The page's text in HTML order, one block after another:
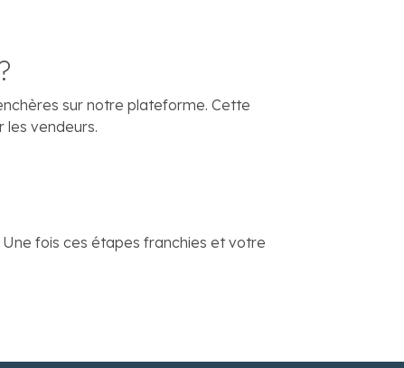
sur notre plateforme. Cette
les vendeurs.
fois ces étapes franchies et votre